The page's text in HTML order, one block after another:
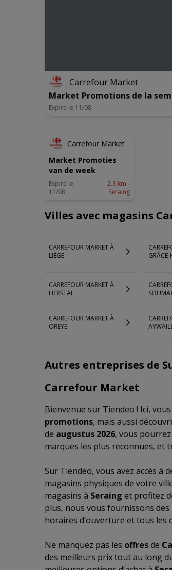
Carrefour Market
Market Promotions de la
Expire le 11/08
Carrefour Market
Market Promoties
van de week
Expire le
11/08
2.3 km -
Seraing
Villes avec magasins
CARREFOUR MARKET À
LIÈGE
CARREFOUR MARKET À
HERSTAL
CARREFOUR MARKET À
OREYE
Autres entreprises de
Carrefour Market
Bienvenue sur Tiendeo ! Ici,
promotions, mais aussi
de augustus 2026, vous
marques les plus reconnues, et
Sur Tiendeo, vous avez accès à
magasins physiques de votre
magasins à Seraing et profitez
plus, nous vous fournissons
horaires d’ouverture et tous les
Ne manquez pas les offresde
des meilleurs prix tout au long